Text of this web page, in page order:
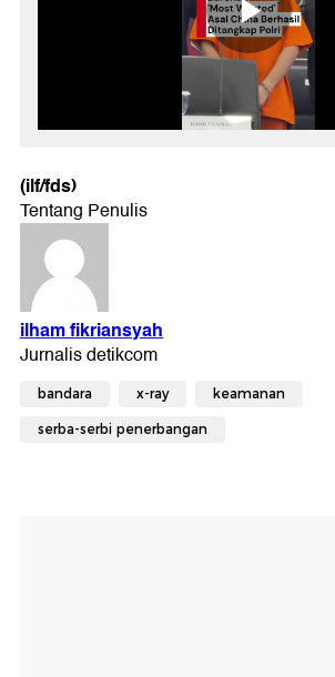
(ilf/fds)
bandara x-ray keamanan
serba-serbi penerbangan